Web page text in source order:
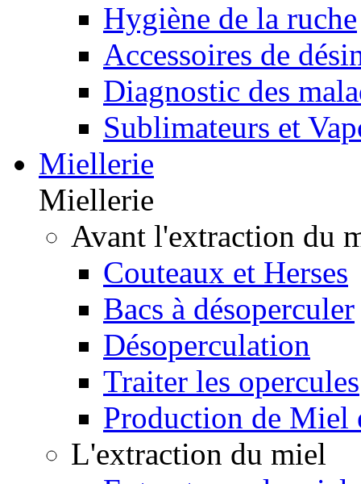
Hygiène de la ruche
Accessoires de
Diagnostic des
Sublimateurs et
Miellerie
Miellerie
Avant l'extraction du
Couteaux et Herses
Bacs à désoperculer
Désoperculation
Traiter les opercules
Production de Miel
L'extraction du miel